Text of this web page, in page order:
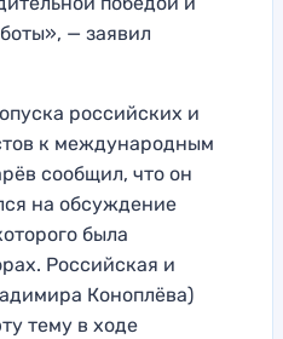
— заявил
российских и
к международным
сообщил, что он
на обсуждение
была
Российская и
Коноплёва)
тему в ходе